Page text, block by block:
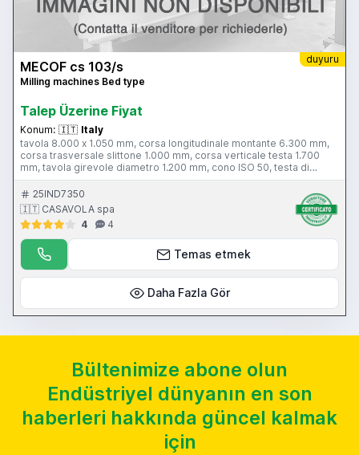
duyuru
MECOF cs 103/s
Milling machines Bed type
Talep Üzerine Fiyat
Konum: 🇮🇹 Italy
tavola 8.000 x 1.050 mm, corsa longitudinale montante 6.300 mm,
corsa trasversale slittone 1.000 mm, corsa verticale testa 1.700
mm, tavola girevole diametro 1.200 mm, cono ISO 50, testa di
fresatura a due mandrini ortogonali, testa universale birotativa,
testa verticale, 2 cubi, CN FAGOR
25IND7350
🇮🇹 CASAVOLA spa
4
4
Temas etmek
Daha Fazla Gör
Bültenimize abone olun
Endüstriyel dünyanın en son
haberleri hakkında güncel kalmak
için